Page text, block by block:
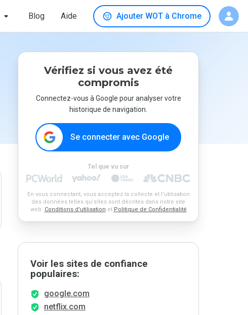
Blog Aide Ajouter WOT à Chrome
Vérifiez si vous avez été
compromis
Connectez-vous à Google pour analyser votre
historique de navigation.
Se connecter avec Google
Tel que vu sur
En vous connectant, vous acceptez la collecte et l'utilisation
des données telles qu'elles sont décrites dans notre site
web. Conditions d'utilisation et Politique de Confidentialité
Voir les sites de confiance
populaires:
google.com
netflix.com